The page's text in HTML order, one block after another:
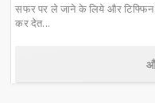
सफर पर ले जाने के लिये और
कर देत...